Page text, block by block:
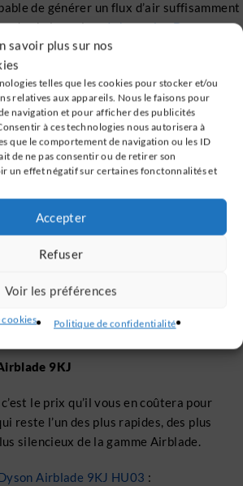
savoir plus sur nos
telles que les cookies pour stocker et/ou
relatives aux appareils. Nous le faisons pour
navigation et pour afficher des publicités
à ces technologies nous autorisera à
que le comportement de navigation ou les ID
de ne pas consentir ou de retirer son
un effet négatif sur certaines fonctonnalités et
Accepter
Refuser
Voir les préférences
cookies Politique de confidentialité
de générer un flux d’air suffisamment
de chaleur : lessèche-mains Dyson
incontournable en matière d’hygiène.
l’eau à la surface des mains sont ainsi
km/h et associées à un filtre HEPA. En
les mains sont sèches en moins de
% des particules (de la taille d’une
l’air ambiant des sanitaires, se
dans le filtre.
sèches-mains
leurs atouts
incontournables), la technologie
9KJ
le prix qu’il vous en coûtera pour
reste l’un des plus rapides, des plus
silencieux de la gamme Airblade.
Airblade 9KJ HU03 :